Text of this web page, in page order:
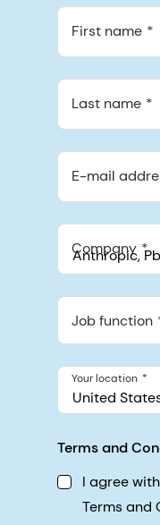
First name
Last name
E-mail
Company
548 Market St
Job function
United
Your location
Terms and
I agree
Terms and